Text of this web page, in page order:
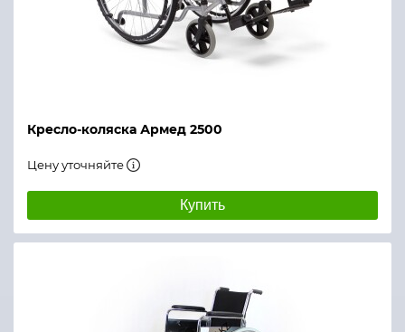
Кресло-коляска Армед 2500
Цену уточняйте
Купить